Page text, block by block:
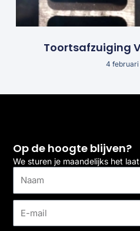
Toortsafzuiging
4
Op de hoogte blijven?
We sturen je maandelijks het
mail